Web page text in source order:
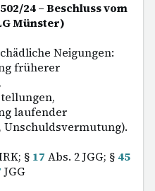
24 – Beschluss vom
Münster)
Neigungen:
früherer
laufender
§ 17 Abs. 2 JGG; § 45
JGG